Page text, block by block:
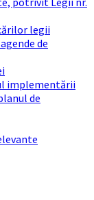
legii
de
implementării
de